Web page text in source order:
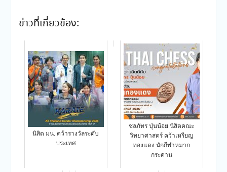
ข่าวที่เกี่ยวข้อง:
นิสิต มน. คว้ารางวัลระดับ
ประเทศ
ชลภัทร ปุ่นน้อย นิสิตคณะ
วิทยาศาสตร์ คว้าเหรียญ
ทองแดง นักกีฬาหมาก
กระดาน